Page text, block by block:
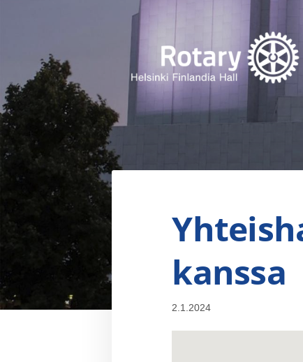
Finlandia Hall Rotaryklubi ry
kanssa
2.1.2024